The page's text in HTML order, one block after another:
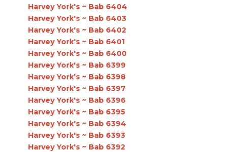
Harvey York's ~ Bab 6404
Harvey York's ~ Bab 6403
Harvey York's ~ Bab 6402
Harvey York's ~ Bab 6401
Harvey York's ~ Bab 6400
Harvey York's ~ Bab 6399
Harvey York's ~ Bab 6398
Harvey York's ~ Bab 6397
Harvey York's ~ Bab 6396
Harvey York's ~ Bab 6395
Harvey York's ~ Bab 6394
Harvey York's ~ Bab 6393
Harvey York's ~ Bab 6392